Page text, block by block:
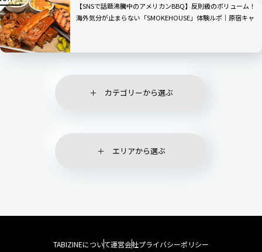
【SNSで話題沸騰中のアメリカンBBQ】反則級のボリューム！
海外気分が止まらない「SMOKEHOUSE」体験ルポ｜原宿キャ
カテゴリーから選ぶ
エリアから選ぶ
TABIZINEについて運営会社プライバシーポリシー